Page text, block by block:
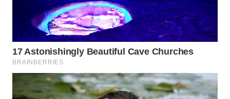
SAMOSIR
WN
PADANG
LAWAS
WN
SUMEDANG